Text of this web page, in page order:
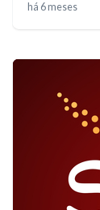
há 6 meses